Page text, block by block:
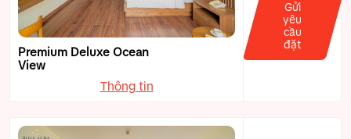
Premium Deluxe Ocean
View
Thông tin
Gửi
yêu
cầu
đặt